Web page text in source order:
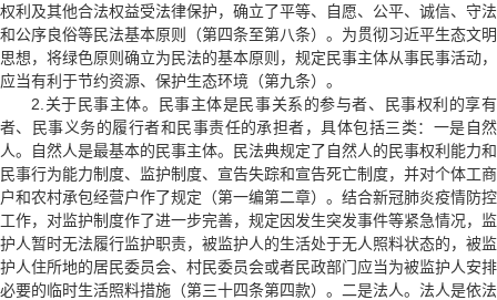
权利及其他合法权益受法律保护，确立了平等、自愿、公平、诚信、守法
和公序良俗等民法基本原则（第四条至第八条）。为贯彻习近平生态文明
思想，将绿色原则确立为民法的基本原则，规定民事主体从事民事活动，
应当有利于节约资源、保护生态环境（第九条）。
2.关于民事主体。民事主体是民事关系的参与者、民事权利的享有
者、民事义务的履行者和民事责任的承担者，具体包括三类：一是自然
人。自然人是最基本的民事主体。民法典规定了自然人的民事权利能力和
民事行为能力制度、监护制度、宣告失踪和宣告死亡制度，并对个体工商
户和农村承包经营户作了规定（第一编第二章）。结合新冠肺炎疫情防控
工作，对监护制度作了进一步完善，规定因发生突发事件等紧急情况，监
护人暂时无法履行监护职责，被监护人的生活处于无人照料状态的，被监
护人住所地的居民委员会、村民委员会或者民政部门应当为被监护人安排
必要的临时生活照料措施（第三十四条第四款）。二是法人。法人是依法